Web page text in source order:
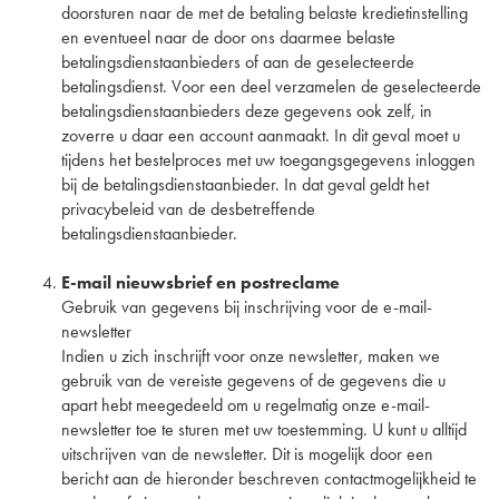
doorsturen naar de met de betaling belaste kredietinstelling
en eventueel naar de door ons daarmee belaste
betalingsdienstaanbieders of aan de geselecteerde
betalingsdienst. Voor een deel verzamelen de geselecteerde
betalingsdienstaanbieders deze gegevens ook zelf, in
zoverre u daar een account aanmaakt. In dit geval moet u
tijdens het bestelproces met uw toegangsgegevens inloggen
bij de betalingsdienstaanbieder. In dat geval geldt het
privacybeleid van de desbetreffende
betalingsdienstaanbieder.
E-mail nieuwsbrief en postreclame
Gebruik van gegevens bij inschrijving voor de e-mail-
newsletter
Indien u zich inschrijft voor onze newsletter, maken we
gebruik van de vereiste gegevens of de gegevens die u
apart hebt meegedeeld om u regelmatig onze e-mail-
newsletter toe te sturen met uw toestemming. U kunt u alltijd
uitschrijven van de newsletter. Dit is mogelijk door een
bericht aan de hieronder beschreven contactmogelijkheid te